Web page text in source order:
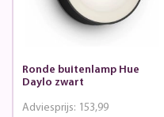
Ronde buitenlamp Hue
Daylo zwart
Adviesprijs: 153,99